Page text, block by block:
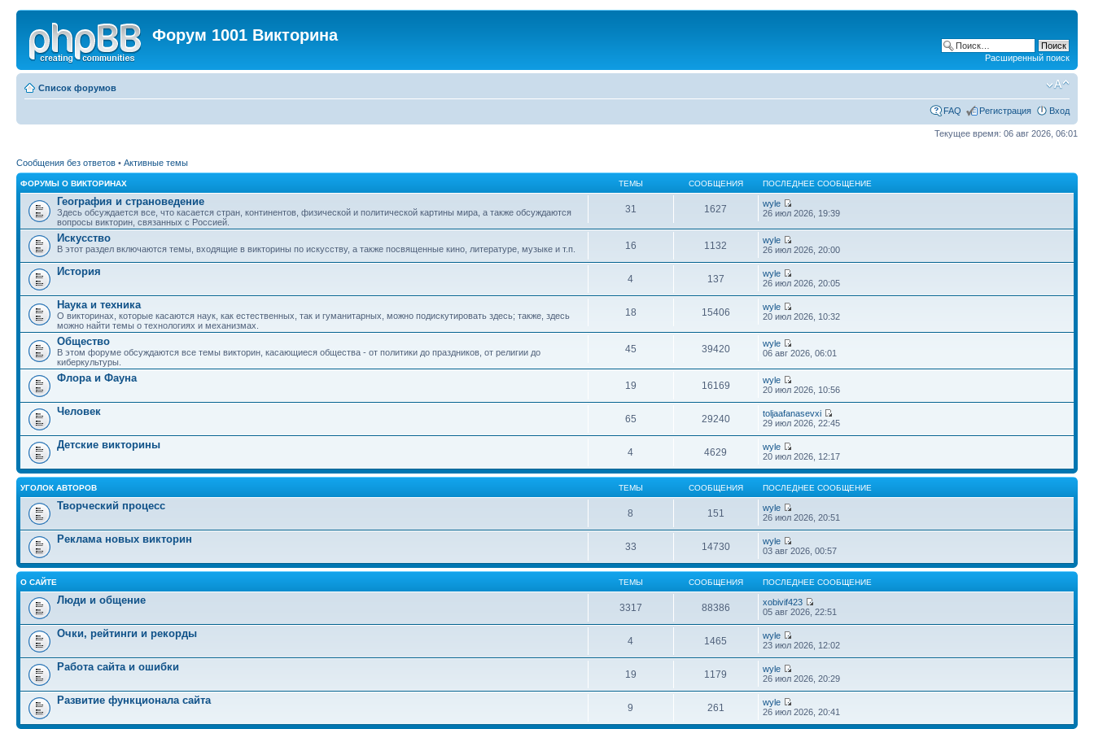
Форум 1001 Викторина
Расширенный поиск
Список форумов
FAQ Регистрация Вход
Текущее время: 06 авг 2026, 06:01
Сообщения без ответов • Активные темы
ФОРУМЫ О ВИКТОРИНАХ ТЕМЫ СООБЩЕНИЯ ПОСЛЕДНЕЕ СООБЩЕНИЕ
География и страноведение
Здесь обсуждается все, что касается стран, континентов, физической и политической картины мира, а также обсуждаются
вопросы викторин, связанных с Россией.
31 1627
wyle
26 июл 2026, 19:39
Искусство
В этот раздел включаются темы, входящие в викторины по искусству, а также посвященные кино, литературе, музыке и т.п. 16 1132
wyle
26 июл 2026, 20:00
История
4 137
wyle
26 июл 2026, 20:05
Наука и техника
О викторинах, которые касаются наук, как естественных, так и гуманитарных, можно подискутировать здесь; также, здесь
можно найти темы о технологиях и механизмах.
18 15406
wyle
20 июл 2026, 10:32
Общество
В этом форуме обсуждаются все темы викторин, касающиеся общества - от политики до праздников, от религии до
киберкультуры.
45 39420
wyle
06 авг 2026, 06:01
Флора и Фауна
19 16169
wyle
20 июл 2026, 10:56
Человек
65 29240
toljaafanasevxi
29 июл 2026, 22:45
Детские викторины
4 4629
wyle
20 июл 2026, 12:17
УГОЛОК АВТОРОВ ТЕМЫ СООБЩЕНИЯ ПОСЛЕДНЕЕ СООБЩЕНИЕ
Творческий процесс
8 151
wyle
26 июл 2026, 20:51
Реклама новых викторин
33 14730
wyle
03 авг 2026, 00:57
О САЙТЕ ТЕМЫ СООБЩЕНИЯ ПОСЛЕДНЕЕ СООБЩЕНИЕ
Люди и общение
3317 88386
xobivif423
05 авг 2026, 22:51
Очки, рейтинги и рекорды
4 1465
wyle
23 июл 2026, 12:02
Работа сайта и ошибки
19 1179
wyle
26 июл 2026, 20:29
Развитие функционала сайта
9 261
wyle
26 июл 2026, 20:41